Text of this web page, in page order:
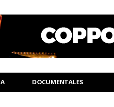
DOCUMENTALES